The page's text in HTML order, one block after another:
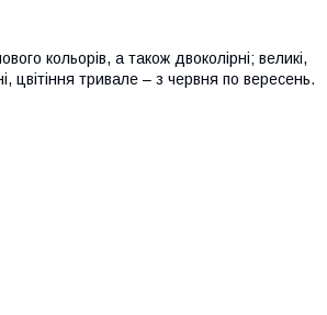
кольорів, а також двоколірні; великі,
цвітіння тривале – з червня по вересень.